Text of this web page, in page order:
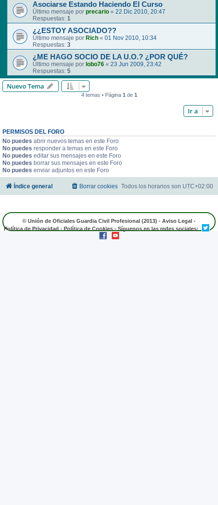
Asociarse Estando Haciendo El Curso
Último mensaje por precario « 22 Dic 2010, 20:47
Respuestas: 1
¿¿ESTOY ASOCIADO??
Último mensaje por Rich « 01 Nov 2010, 10:34
Respuestas: 3
¿ME HAGO SOCIO DE LA U.O.? ¿POR QUÉ?
Último mensaje por lobo76 « 23 Jun 2009, 23:42
Respuestas: 5
Nuevo Tema
4 temas • Página 1de 1
Ir a
PERMISOS DEL FORO
No puedes abrir nuevos temas en este Foro
No puedes responder a temas en este Foro
No puedes editar sus mensajes en este Foro
No puedes borrar sus mensajes en este Foro
No puedes enviar adjuntos en este Foro
Índice general Todos los horarios son UTC+02:00
Borrar cookies
© Unión de Oficiales Guardia Civil Profesional (2013) - Aviso Legal -
Política de Privacidad-Política de Cookies- Síguenos en las redes sociales: